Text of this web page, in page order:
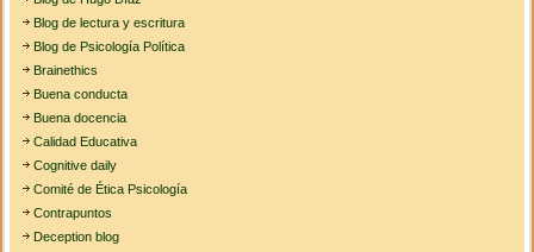
Blog de lectura y escritura
Blog de Psicología Política
Brainethics
Buena conducta
Buena docencia
Calidad Educativa
Cognitive daily
Comité de Ética Psicología
Contrapuntos
Deception blog